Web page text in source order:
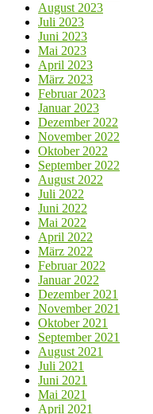
August 2023
Juli 2023
Juni 2023
Mai 2023
April 2023
März 2023
Februar 2023
Januar 2023
Dezember 2022
November 2022
Oktober 2022
September 2022
August 2022
Juli 2022
Juni 2022
Mai 2022
April 2022
März 2022
Februar 2022
Januar 2022
Dezember 2021
November 2021
Oktober 2021
September 2021
August 2021
Juli 2021
Juni 2021
Mai 2021
April 2021